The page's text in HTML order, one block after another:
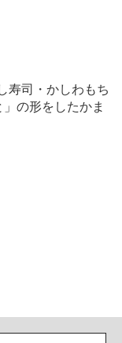
寿司・かしわもち
の形をしたかま